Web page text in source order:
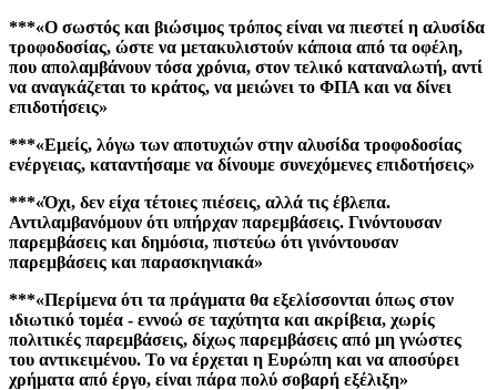
***«Ο σωστός και βιώσιμος τρόπος είναι να πιεστεί η αλυσίδα
τροφοδοσίας, ώστε να μετακυλιστούν κάποια από τα οφέλη,
που απολαμβάνουν τόσα χρόνια, στον τελικό καταναλωτή, αντί
να αναγκάζεται το κράτος, να μειώνει το ΦΠΑ και να δίνει
επιδοτήσεις»
***«Εμείς, λόγω των αποτυχιών στην αλυσίδα τροφοδοσίας
ενέργειας, καταντήσαμε να δίνουμε συνεχόμενες επιδοτήσεις»
***«Όχι, δεν είχα τέτοιες πιέσεις, αλλά τις έβλεπα.
Αντιλαμβανόμουν ότι υπήρχαν παρεμβάσεις. Γινόντουσαν
παρεμβάσεις και δημόσια, πιστεύω ότι γινόντουσαν
παρεμβάσεις και παρασκηνιακά»
***«Περίμενα ότι τα πράγματα θα εξελίσσονται όπως στον
ιδιωτικό τομέα - εννοώ σε ταχύτητα και ακρίβεια, χωρίς
πολιτικές παρεμβάσεις, δίχως παρεμβάσεις από μη γνώστες
του αντικειμένου. Το να έρχεται η Ευρώπη και να αποσύρει
χρήματα από έργο, είναι πάρα πολύ σοβαρή εξέλιξη»